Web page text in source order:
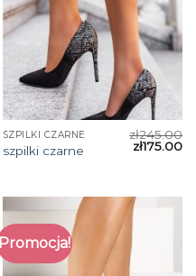
SZPILKI CZARNE
szpilki czarne
zł245.00
zł175.00
Promocja!